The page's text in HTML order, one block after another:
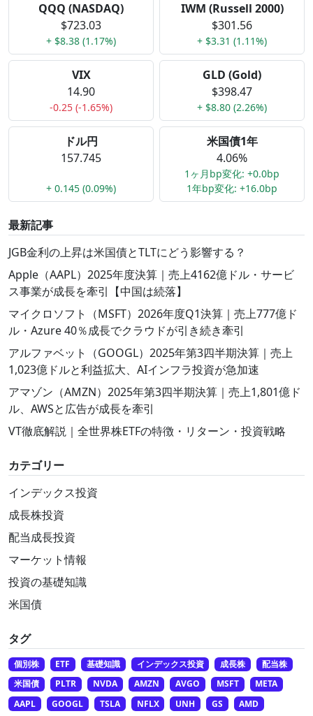
QQQ (NASDAQ)
$723.03
+ $8.38 (1.17%)
IWM (Russell 2000)
$301.56
+ $3.31 (1.11%)
VIX
14.90
-0.25 (-1.65%)
GLD (Gold)
$398.47
+ $8.80 (2.26%)
ドル円
157.745
+ 0.145 (0.09%)
米国債1年
4.06%
1ヶ月bp変化: +0.0bp
1年bp変化: +16.0bp
最新記事
JGB金利の上昇は米国債とTLTにどう影響する？
Apple（AAPL）2025年度決算｜売上4162億ドル・サービ
ス事業が成長を牽引【中国は続落】
マイクロソフト（MSFT）2026年度Q1決算｜売上777億ド
ル・Azure 40％成長でクラウドが引き続き牽引
アルファベット（GOOGL）2025年第3四半期決算｜売上
1,023億ドルと利益拡大、AIインフラ投資が急加速
アマゾン（AMZN）2025年第3四半期決算｜売上1,801億ド
ル、AWSと広告が成長を牽引
VT徹底解説｜全世界株ETFの特徴・リターン・投資戦略
カテゴリー
インデックス投資
成長株投資
配当成長投資
マーケット情報
投資の基礎知識
米国債
タグ
個別株 ETF 基礎知識 インデックス投資 成長株
配当株
米国債
PLTR NVDA AMZN AVGO MSFT
META
AAPL
GOOGL TSLA NFLX UNH GS
AMD